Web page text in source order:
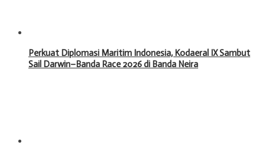
Perkuat Diplomasi Maritim Indonesia, Kodaeral IX Sambut
Sail Darwin–Banda Race 2026 di Banda Neira